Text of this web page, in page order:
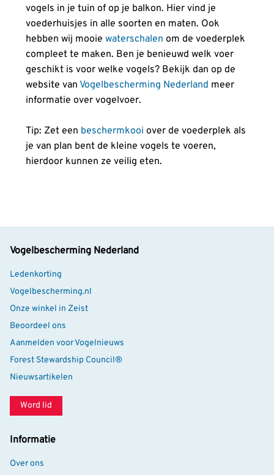
vogels in je tuin of op je balkon. Hier vind je
voederhuisjes in alle soorten en maten. Ook
hebben wij mooie waterschalen om de voederplek
compleet te maken. Ben je benieuwd welk voer
geschikt is voor welke vogels? Bekijk dan op de
website van Vogelbescherming Nederland meer
informatie over vogelvoer.
Tip: Zet een beschermkooi over de voederplek als
je van plan bent de kleine vogels te voeren,
hierdoor kunnen ze veilig eten.
Vogelbescherming Nederland
Ledenkorting
Vogelbescherming.nl
Onze winkel in Zeist
Beoordeel ons
Aanmelden voor Vogelnieuws
Forest Stewardship Council®
Nieuwsartikelen
Word lid
Informatie
Over ons